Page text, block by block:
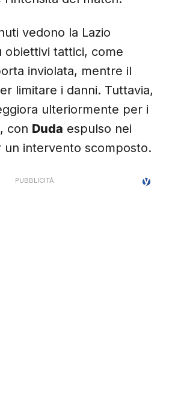
vedono la Lazio
obiettivi tattici, come
inviolata, mentre il
limitare i danni. Tuttavia,
ulteriormente per i
con Duda espulso nei
un intervento scomposto.